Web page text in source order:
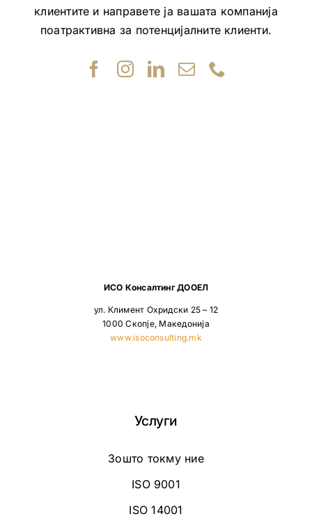
клиентите и направете ја вашата компанија
поатрактивна за потенцијалните клиенти.
ИСО Консалтинг ДООЕЛ
ул. Климент Охридски 25 – 12
1000 Скопје, Македонија
www.isoconsulting.mk
Услуги
Зошто токму ние
ISO 9001
ISO 14001